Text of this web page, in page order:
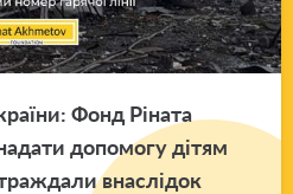
Фонд Рі­на­та
до­по­мо­гу дітям
вна­слі­док